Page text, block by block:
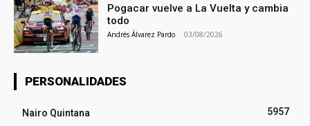
Pogacar vuelve a La Vuelta y cambia
todo
Andrés Álvarez Pardo - 03/08/2026
PERSONALIDADES
Nairo Quintana
5957